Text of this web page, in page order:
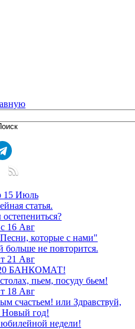
15 Июль
статья.
16 Авг
которые с нами"
больше не повторится.
21 Авг
БАНКОМАТ!
пьем, посуду бьем!
18 Авг
счастьем! или Здравствуй,
Новый год!
недели!